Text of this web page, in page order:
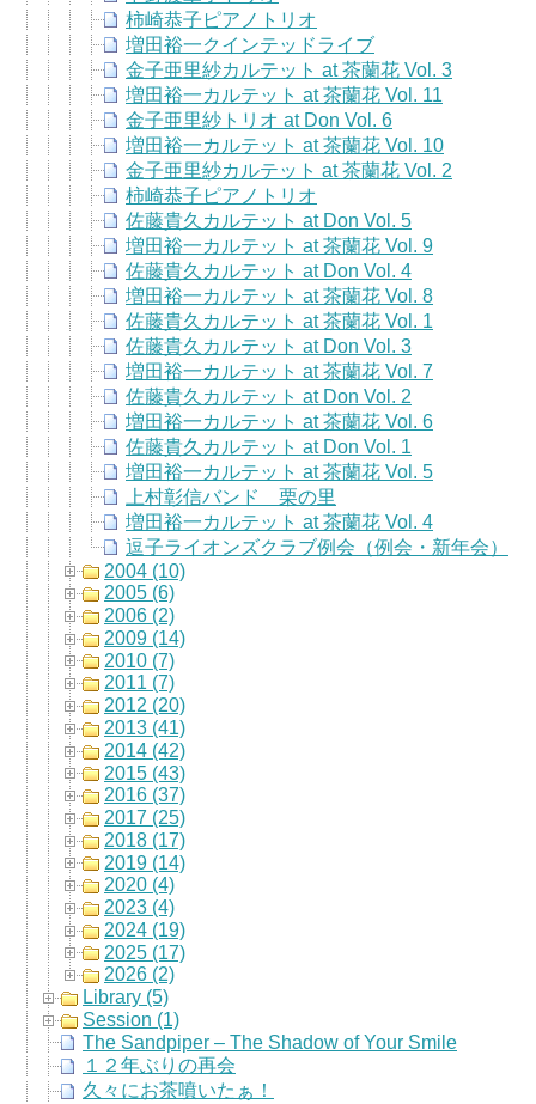
柿崎恭子ピアノトリオ
増田裕一クインテッドライブ
金子亜里紗カルテット at 茶蘭花 Vol. 3
増田裕一カルテット at 茶蘭花 Vol. 11
金子亜里紗トリオ at Don Vol. 6
増田裕一カルテット at 茶蘭花 Vol. 10
金子亜里紗カルテット at 茶蘭花 Vol. 2
柿崎恭子ピアノトリオ
佐藤貴久カルテット at Don Vol. 5
増田裕一カルテット at 茶蘭花 Vol. 9
佐藤貴久カルテット at Don Vol. 4
増田裕一カルテット at 茶蘭花 Vol. 8
佐藤貴久カルテット at 茶蘭花 Vol. 1
佐藤貴久カルテット at Don Vol. 3
増田裕一カルテット at 茶蘭花 Vol. 7
佐藤貴久カルテット at Don Vol. 2
増田裕一カルテット at 茶蘭花 Vol. 6
佐藤貴久カルテット at Don Vol. 1
増田裕一カルテット at 茶蘭花 Vol. 5
上村彰信バンド 栗の里
増田裕一カルテット at 茶蘭花 Vol. 4
逗子ライオンズクラブ例会（例会・新年会）
2004 (10)
2005 (6)
2006 (2)
2009 (14)
2010 (7)
2011 (7)
2012 (20)
2013 (41)
2014 (42)
2015 (43)
2016 (37)
2017 (25)
2018 (17)
2019 (14)
2020 (4)
2023 (4)
2024 (19)
2025 (17)
2026 (2)
Library (5)
Session (1)
The Sandpiper – The Shadow of Your Smile
１２年ぶりの再会
久々にお茶噴いたぁ！